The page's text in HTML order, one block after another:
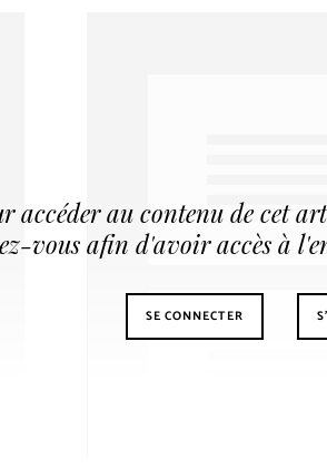
accéder au contenu de cet
vous afin d'avoir accès à
SE CONNECTER